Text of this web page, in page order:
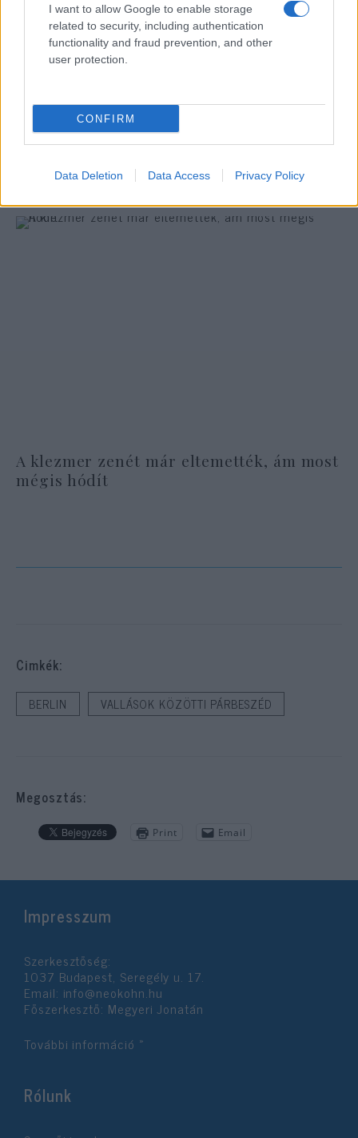
I want to allow Google to enable storage
related to security, including authentication
functionality and fraud prevention, and other
user protection.
CONFIRM
Data Deletion Data Access Privacy Policy
Fotókon Herzl Tivadar nagyszüleinek
újratemetése
A klezmer zenét már eltemették, ám most
mégis hódít
Cimkék:
BERLIN VALLÁSOK KÖZÖTTI PÁRBESZÉD
Megosztás:
Print Email
Impresszum
Szerkesztőség:
1037 Budapest, Seregély u. 17.
Email: info@neokohn.hu
Főszerkesztő: Megyeri Jonatán
További információ »
Rólunk